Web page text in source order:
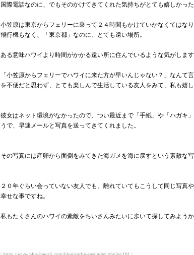
国際電話なのに、でもそのかけてきてくれた気持ちがとても嬉しかっ
小笠原は東京からフェリーに乗って２４時間もかけていかなくてはな
飛行機もなく、「東京都」なのに、とても遠い場所。
ある意味ハワイより時間がかかる遠い所に住んでいるような気がしま
「小笠原からフェリーでハワイに来た方が早いんじゃない？」なんて
を不便だと思わず、とても楽しんで生活している友人をみて、私も嬉
彼女はネット環境がなかったので、つい最近まで「手紙」や「ハガキ
うで、早速メールと写真を送ってきてくれました。
その写真には産卵から面倒をみてきた海ガメを海に戻すという素敵な
２０年ぐらい会っていない友人でも、離れていてもこうして同じ写真
幸せな事ですね。
私もたくさんのハワイの素敵をちいさんみたいに歩いて探してみよう